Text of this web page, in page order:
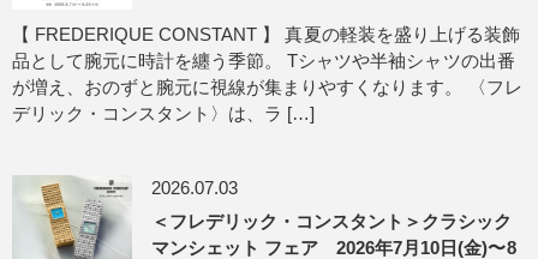
【 FREDERIQUE CONSTANT 】 真夏の軽装を盛り上げる装飾
品として腕元に時計を纏う季節。 Tシャツや半袖シャツの出番
が増え、おのずと腕元に視線が集まりやすくなります。 〈フレ
デリック・コンスタント〉は、ラ […]
2026.07.03
＜フレデリック・コンスタント＞クラシック
マンシェット フェア 2026年7月10日(金)〜8